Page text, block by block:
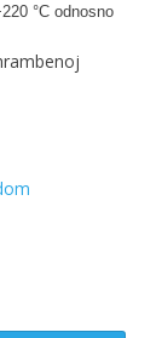
°C odnosno